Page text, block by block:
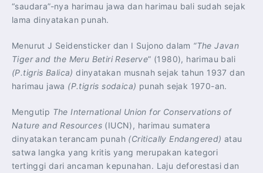
“saudara”-nya harimau jawa dan harimau bali sudah sejak
lama dinyatakan punah.
Menurut J Seidensticker dan I Sujono dalam “The Javan
Tiger and the Meru Betiri Reserve” (1980), harimau bali
(P.tigris Balica) dinyatakan musnah sejak tahun 1937 dan
harimau jawa (P.tigris sodaica) punah sejak 1970-an.
Mengutip The International Union for Conservations of
Nature and Resources (IUCN), harimau sumatera
dinyatakan terancam punah (Critically Endangered) atau
satwa langka yang kritis yang merupakan kategori
tertinggi dari ancaman kepunahan. Laju deforestasi dan